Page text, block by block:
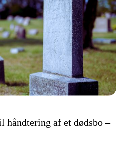
håndtering af et dødsbo –